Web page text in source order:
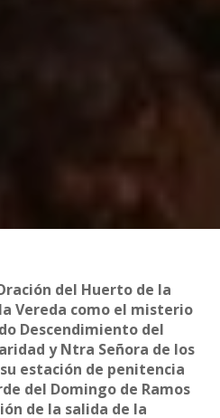
del Huerto de la
Vereda como el misterio
Descendimiento del
y Ntra Señora de los
estación de penitencia
del Domingo de Ramos
de la salida de la